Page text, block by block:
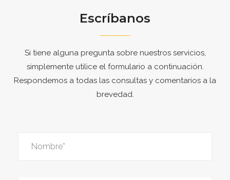
Escríbanos
Si tiene alguna pregunta sobre nuestros servicios,
simplemente utilice el formulario a continuación.
Respondemos a todas las consultas y comentarios a la
brevedad.